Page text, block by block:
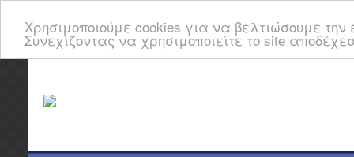
Χρησιμοποιούμε cookies για να βελτιώσουμε
Συνεχίζοντας να χρησιμοποιείτε το site